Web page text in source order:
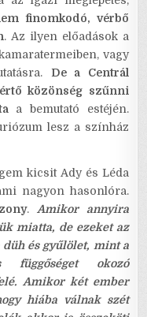
finomkodó, vérbő
. Az ilyen előadások a
vagy
De a Centrál
közönség szűnni
a bemutató estéjén.
lesz a színház
kicsit Ady és Léda
nagyon hasonlóra.
.Amikor annyira
miatta, de ezeket az
és gyűlölet, mint a
okozó
Amikor két ember
hiába válnak szét